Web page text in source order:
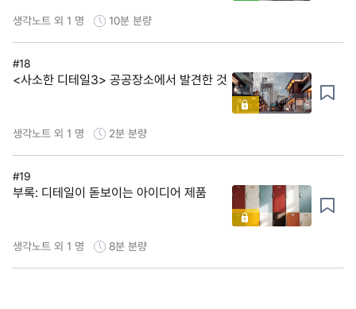
생각노트 외 1 명 10분 분량
#18
<사소한 디테일3> 공공장소에서 발견한 것
생각노트 외 1 명 2분 분량
#19
부록: 디테일이 돋보이는 아이디어 제품
생각노트 외 1 명 8분 분량